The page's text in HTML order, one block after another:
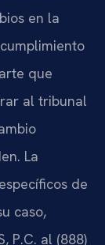
en la
que
al tribunal
La
de
caso,
P.C. al (888)